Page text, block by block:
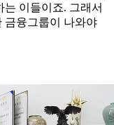
이들이죠. 그래서
금융그룹이 나와야